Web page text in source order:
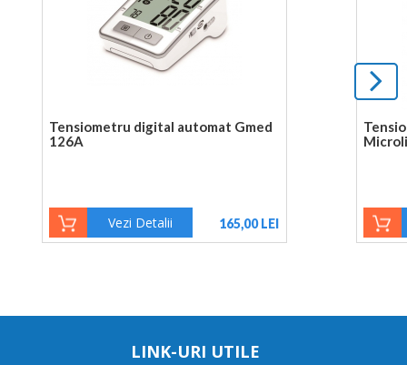
Tensiometru digital automat Gmed
126A
Vezi Detalii 165,00 LEI
LINK-URI UTILE